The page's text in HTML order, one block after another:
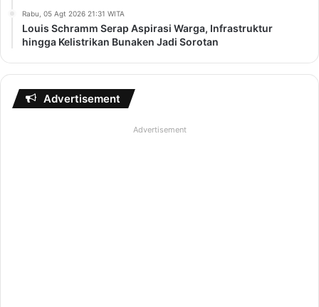
Rabu, 05 Agt 2026 21:31 WITA
Louis Schramm Serap Aspirasi Warga, Infrastruktur
hingga Kelistrikan Bunaken Jadi Sorotan
Advertisement
Advertisement